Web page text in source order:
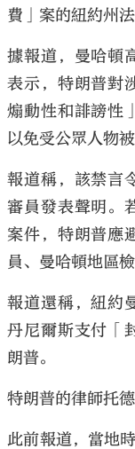
費」案的紐約州
據報道，曼哈頓
表示，特朗普對
煽動性和誹謗性
以免受公眾人物
報道稱，該禁言
審員發表聲明。
案件，特朗普應
員、曼哈頓地區
報道還稱，紐約
丹尼爾斯支付「
朗普。
特朗普的律師托
此前報道，當地